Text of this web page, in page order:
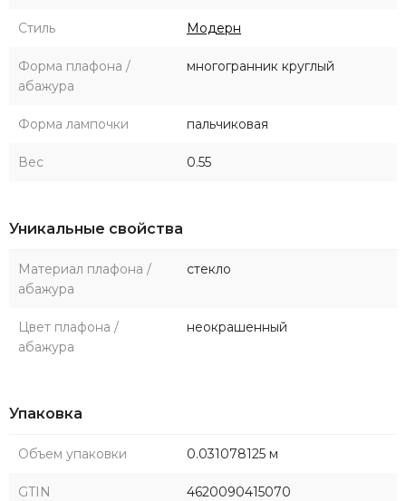
Стиль Модерн
Форма плафона /
абажура
многогранник круглый
Форма лампочки пальчиковая
Вес 0.55
Уникальные свойства
Материал плафона /
абажура
стекло
Цвет плафона /
абажура
неокрашенный
Упаковка
Объем упаковки 0.031078125 м
GTIN 4620090415070